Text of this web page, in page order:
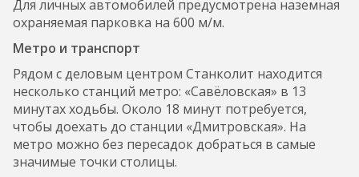
Для личных автомобилей предусмотрена наземная
охраняемая парковка на 600 м/м.
Метро и транспорт
Рядом с деловым центром Станколит находится
несколько станций метро: «Савёловская» в 13
минутах ходьбы. Около 18 минут потребуется,
чтобы доехать до станции «Дмитровская». На
метро можно без пересадок добраться в самые
значимые точки столицы.